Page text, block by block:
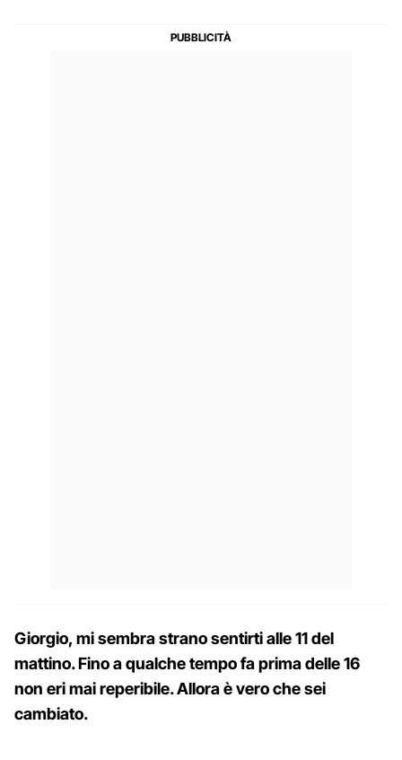
Giorgio, mi sembra strano sentirti alle 11 del
mattino. Fino a qualche tempo fa prima delle 16
non eri mai reperibile. Allora è vero che sei
cambiato.